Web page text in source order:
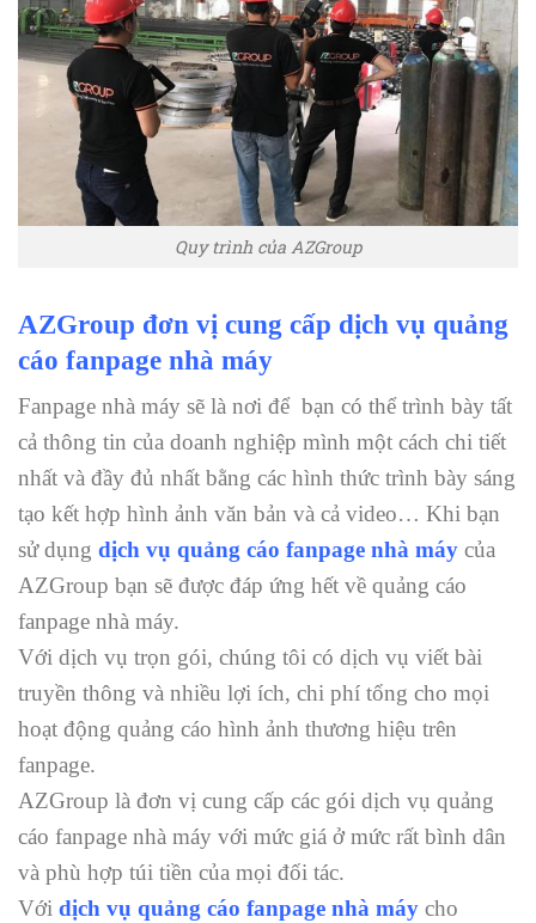
Quy trình của AZGroup
AZGroup đơn vị cung cấp dịch vụ quảng
cáo fanpage nhà máy
Fanpage nhà máy sẽ là nơi để bạn có thể trình bày tất
cả thông tin của doanh nghiệp mình một cách chi tiết
nhất và đầy đủ nhất bằng các hình thức trình bày sáng
tạo kết hợp hình ảnh văn bản và cả video… Khi bạn
sử dụng dịch vụ quảng cáo fanpage nhà máy của
AZGroup bạn sẽ được đáp ứng hết về quảng cáo
fanpage nhà máy.
Với dịch vụ trọn gói, chúng tôi có dịch vụ viết bài
truyền thông và nhiều lợi ích, chi phí tổng cho mọi
hoạt động quảng cáo hình ảnh thương hiệu trên
fanpage.
AZGroup là đơn vị cung cấp các gói dịch vụ quảng
cáo fanpage nhà máy với mức giá ở mức rất bình dân
và phù hợp túi tiền của mọi đối tác.
Với dịch vụ quảng cáo fanpage nhà máy cho